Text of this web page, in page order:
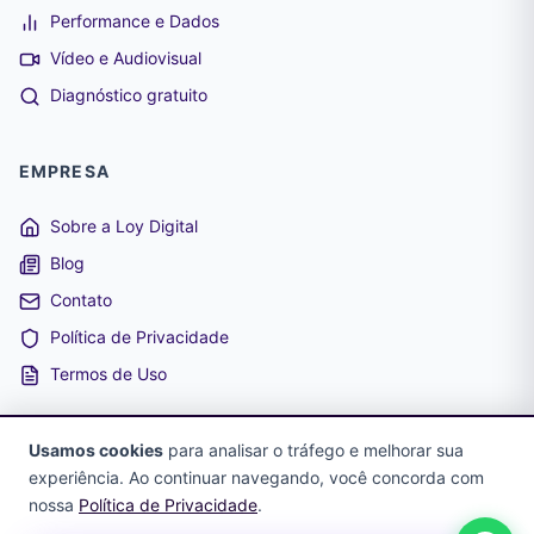
Usamos cookies para analisar o tráfego e melhorar sua
experiência. Ao continuar navegando, você concorda com
nossa Política de Privacidade.
Performance e Dados
Vídeo e Audiovisual
Diagnóstico gratuito
EMPRESA
Sobre a Loy Digital
Blog
Contato
Política de Privacidade
Termos de Uso
© 2026 Loy Digital. Todos os direitos reservados. CNPJ: